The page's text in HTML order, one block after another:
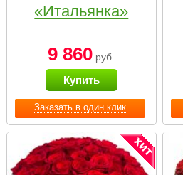
Заказать в один клик
«Итальянка»
9 860 руб.
Купить